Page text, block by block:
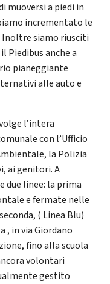
muoversi a piedi in
incrementato le
Inoltre siamo riusciti
Piedibus anche a
pianeggiante
alle auto e
l’intera
con l’Ufficio
la Polizia
ai genitori. A
linee: la prima
e fermate nelle
( Linea Blu)
, in via Giordano
fino alla scuola
volontari
gestito